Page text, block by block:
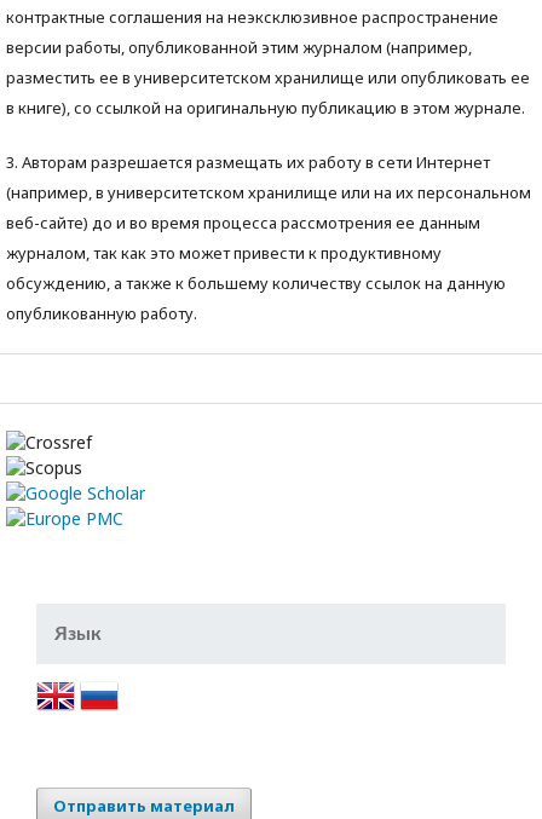
контрактные соглашения на неэксклюзивное распространение
версии работы, опубликованной этим журналом (например,
разместить ее в университетском хранилище или опубликовать ее
в книге), со ссылкой на оригинальную публикацию в этом журнале.
3. Авторам разрешается размещать их работу в сети Интернет
(например, в университетском хранилище или на их персональном
веб-сайте) до и во время процесса рассмотрения ее данным
журналом, так как это может привести к продуктивному
обсуждению, а также к большему количеству ссылок на данную
опубликованную работу.
Язык
Отправить материал